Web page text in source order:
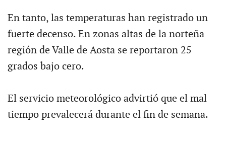
En tanto, las temperaturas han registrado un
fuerte decenso. En zonas altas de la norteña
región de Valle de Aosta se reportaron 25
grados bajo cero.
El servicio meteorológico advirtió que el mal
tiempo prevalecerá durante el fin de semana.